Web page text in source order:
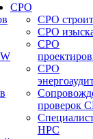
СРО
СРО
СРО
СРО
СРО
проверок
НРС